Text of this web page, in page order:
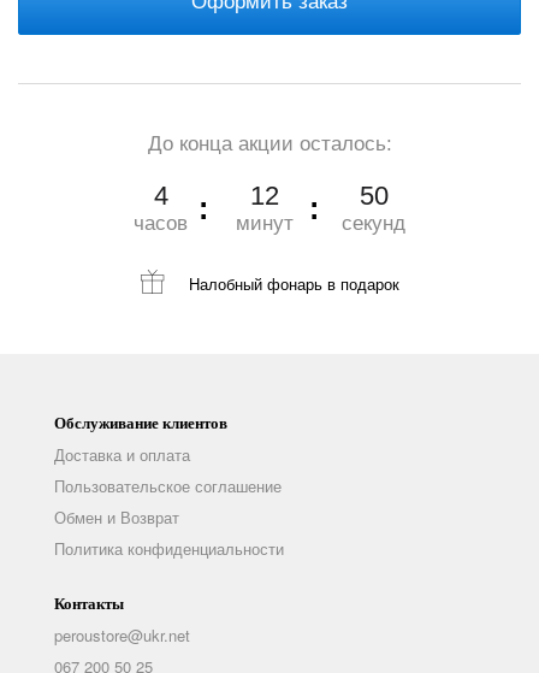
До конца акции осталось:
4
часов
12
минут
48
секунд
Налобный фонарьв подарок
Обслуживание клиентов
Доставка и оплата
Пользовательское соглашение
Обмен и Возврат
Политика конфиденциальности
Контакты
peroustore@ukr.net
067 200 50 25